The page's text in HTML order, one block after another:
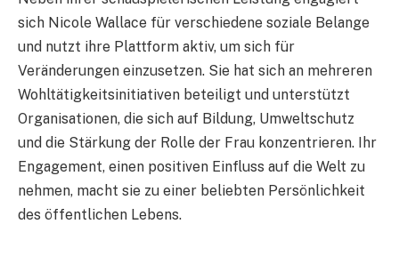
sich Nicole Wallace für verschiedene soziale Belange
und nutzt ihre Plattform aktiv, um sich für
Veränderungen einzusetzen. Sie hat sich an mehreren
Wohltätigkeitsinitiativen beteiligt und unterstützt
Organisationen, die sich auf Bildung, Umweltschutz
und die Stärkung der Rolle der Frau konzentrieren. Ihr
Engagement, einen positiven Einfluss auf die Welt zu
nehmen, macht sie zu einer beliebten Persönlichkeit
des öffentlichen Lebens.